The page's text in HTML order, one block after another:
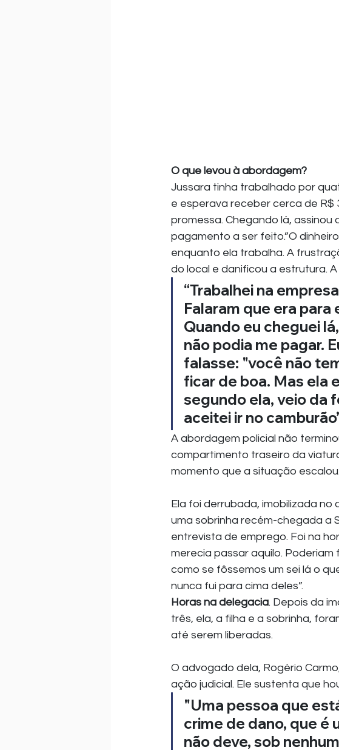
O que levou à abordagem?
Jussara tinha trabalhado por
e esperava receber cerca de R$
promessa. Chegando lá,
pagamento a ser feito.”O
enquanto ela trabalha. A
do local e danificou a estrutura.
“Trabalhei na
Falaram que era para
Quando eu cheguei
não podia me pagar.
falasse: "você não
ficar de boa. Mas ela
segundo ela, veio da
aceitei ir no
A abordagem policial não
compartimento traseiro da
momento que a situação escalou.
Ela foi derrubada, imobilizada
uma sobrinha recém-chegada a
entrevista de emprego. Foi na
merecia passar aquilo.
como se fôssemos um sei lá o
nunca fui para cima deles”.
Horas na delegacia. Depois da
três, ela, a filha e a sobrinha,
até serem liberadas.
O advogado dela, Rogério
ação judicial. Ele sustenta que
"Uma pessoa que
crime de dano, que é
não deve, sob